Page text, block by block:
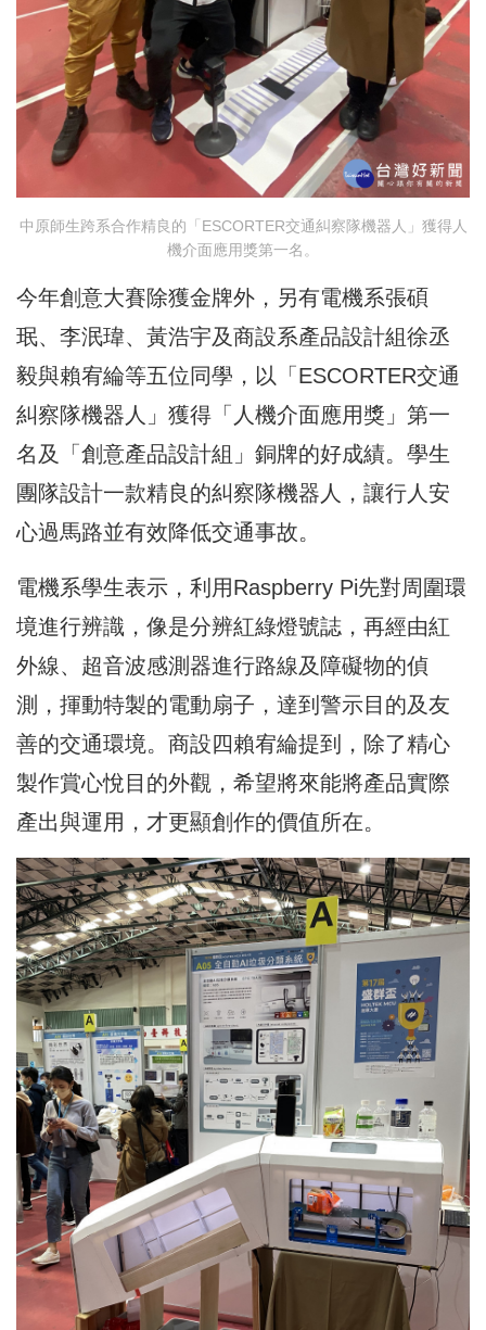
中原師生跨系合作精良的「ESCORTER交通糾察隊機器人」獲得人
機介面應用獎第一名。
今年創意大賽除獲金牌外，另有電機系張碩
珉、李泯瑋、黃浩宇及商設系產品設計組徐丞
毅與賴宥綸等五位同學，以「ESCORTER交通
糾察隊機器人」獲得「人機介面應用獎」第一
名及「創意產品設計組」銅牌的好成績。學生
團隊設計一款精良的糾察隊機器人，讓行人安
心過馬路並有效降低交通事故。
電機系學生表示，利用Raspberry Pi先對周圍環
境進行辨識，像是分辨紅綠燈號誌，再經由紅
外線、超音波感測器進行路線及障礙物的偵
測，揮動特製的電動扇子，達到警示目的及友
善的交通環境。商設四賴宥綸提到，除了精心
製作賞心悅目的外觀，希望將來能將產品實際
產出與運用，才更顯創作的價值所在。